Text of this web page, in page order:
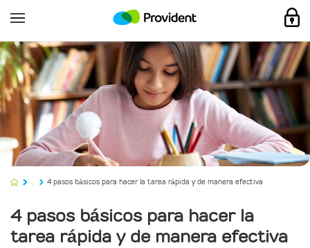
... 4 pasos básicos para hacer la tarea rápida y de manera efectiva
4 pasos básicos para hacer la
tarea rápida y de manera efectiva